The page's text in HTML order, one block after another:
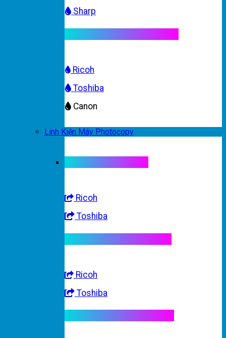
Sharp
Ricoh
Toshiba
Canon
Linh Kiện Máy Photocopy
Ricoh
Toshiba
Ricoh
Toshiba